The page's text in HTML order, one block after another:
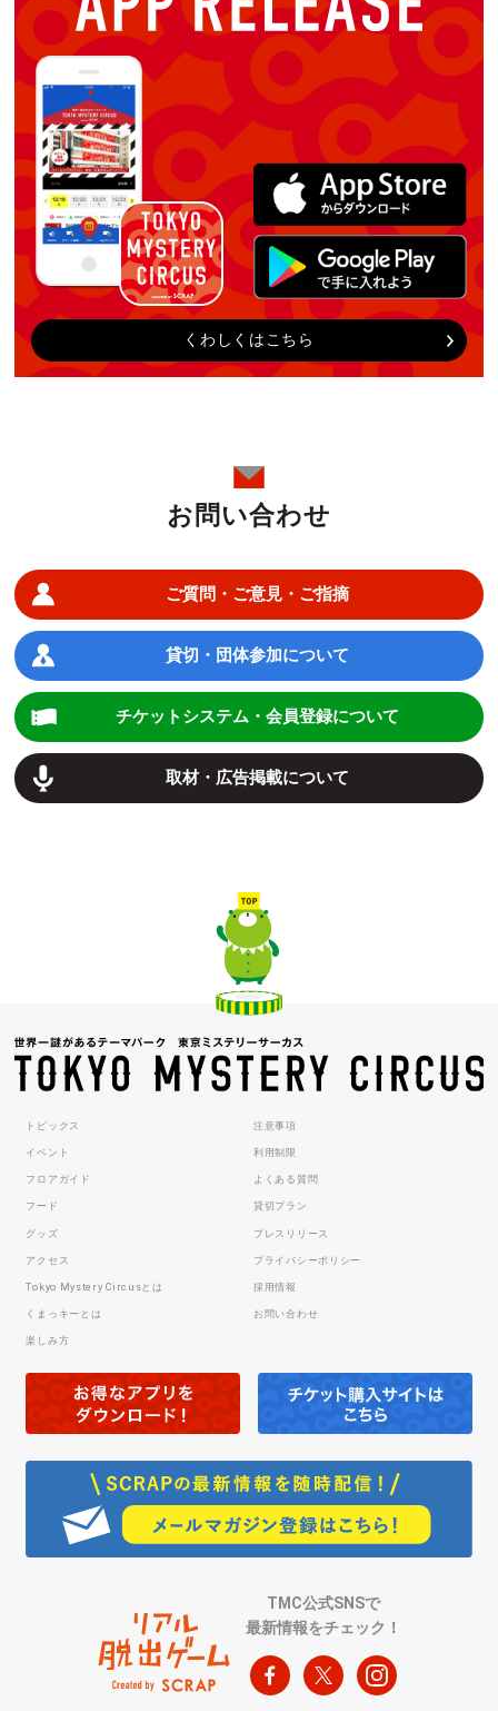
くわしくはこちら
お問い合わせ
ご質問・ご意見・ご指摘
貸切・団体参加について
チケットシステム・会員登録について
取材・広告掲載について
トピックス
イベント
フロアガイド
フード
グッズ
アクセス
Tokyo Mystery Circusとは
くまっキーとは
楽しみ方
注意事項
利用制限
よくある質問
貸切プラン
プレスリリース
プライバシーポリシー
採用情報
お問い合わせ
TMC公式SNSで
最新情報をチェック！